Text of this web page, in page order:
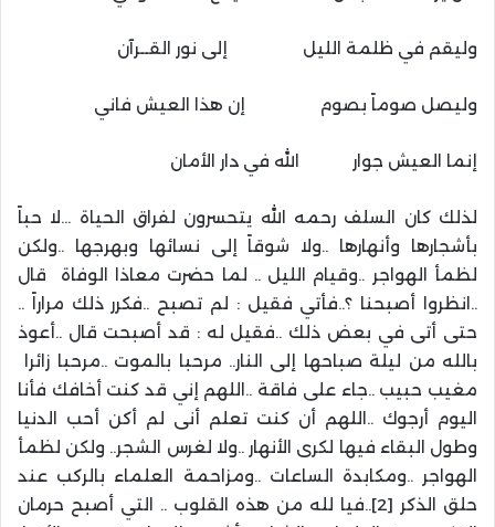
وليقم في ظلمة الليل إلى نور القــرآن
وليصل صوماً بصوم إن هذا العيش فاني
إنما العيش جوار الله في دار الأمان
لذلك كان السلف رحمه الله يتحسرون لفراق الحياة …لا حباً
بأشجارها وأنهارها ..ولا شوقاً إلى نسائها وبهرجها ..ولكن
لظمأ الهواجر ..وقيام الليل .. لما حضرت معاذا الوفاة قال
..انظروا أصبحنا ؟..فأتي فقيل : لم تصبح ..فكرر ذلك مراراً ..
حتى أتى في بعض ذلك ..فقيل له : قد أصبحت قال ..أعوذ
بالله من ليلة صباحها إلى النار.. مرحبا بالموت ..مرحبا زائرا
مغيب حبيب ..جاء على فاقة ..اللهم إني قد كنت أخافك فأنا
اليوم أرجوك ..اللهم أن كنت تعلم أنى لم أكن أحب الدنيا
وطول البقاء فيها لكرى الأنهار ..ولا لغرس الشجر.. ولكن لظمأ
الهواجر ..ومكابدة الساعات ..ومزاحمة العلماء بالركب عند
حلق الذكر [2]..فيا لله من هذه القلوب .. التي أصبح حرمان